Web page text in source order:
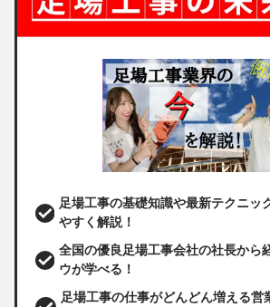
足場工事の基礎知識や最新テクニッ
やすく解説！
全国の優良足場工事会社の社長から
ウが学べる！
足場工事の仕事がどんどん増える営